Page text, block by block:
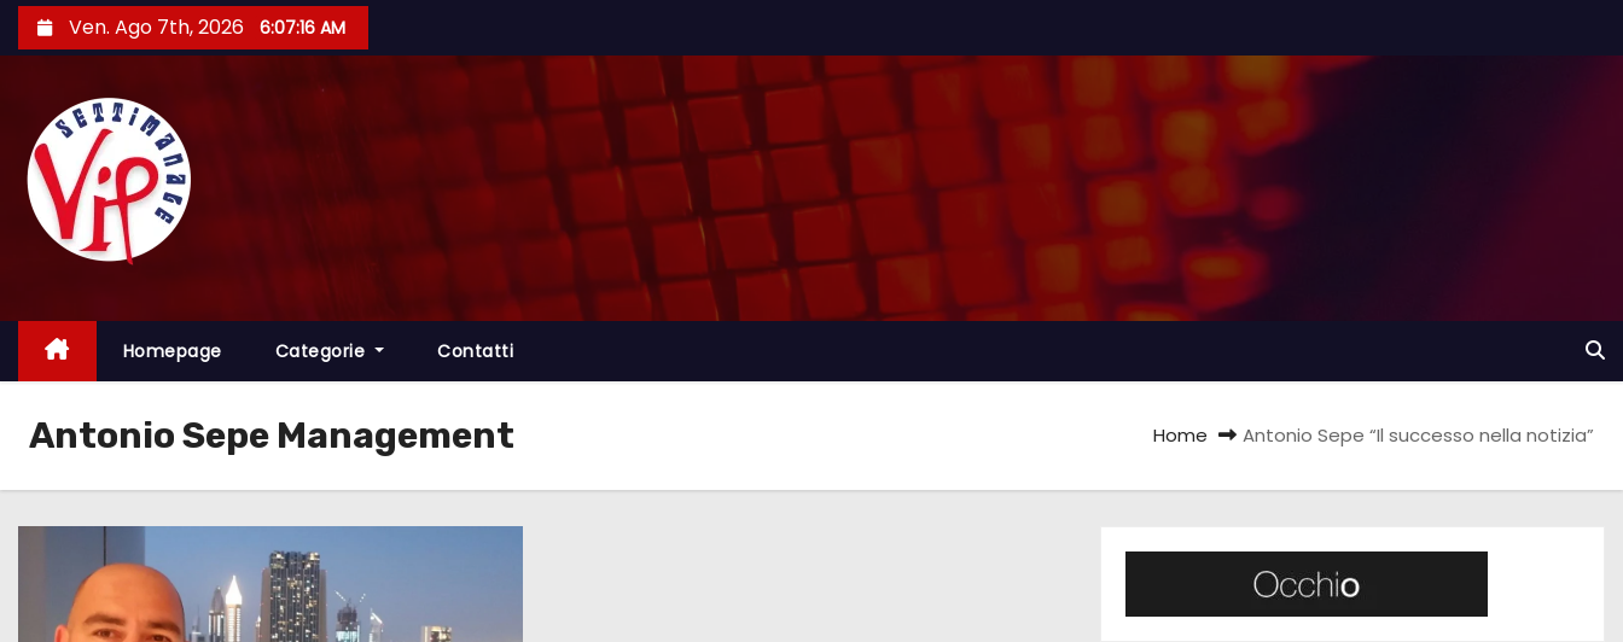
a
n
e
t
Ven. Ago 7th, 2026 6:07:17 AM
Homepage Categorie Contatti
Antonio Sepe Management Home Antonio Sepe “Il successo nella notizia”